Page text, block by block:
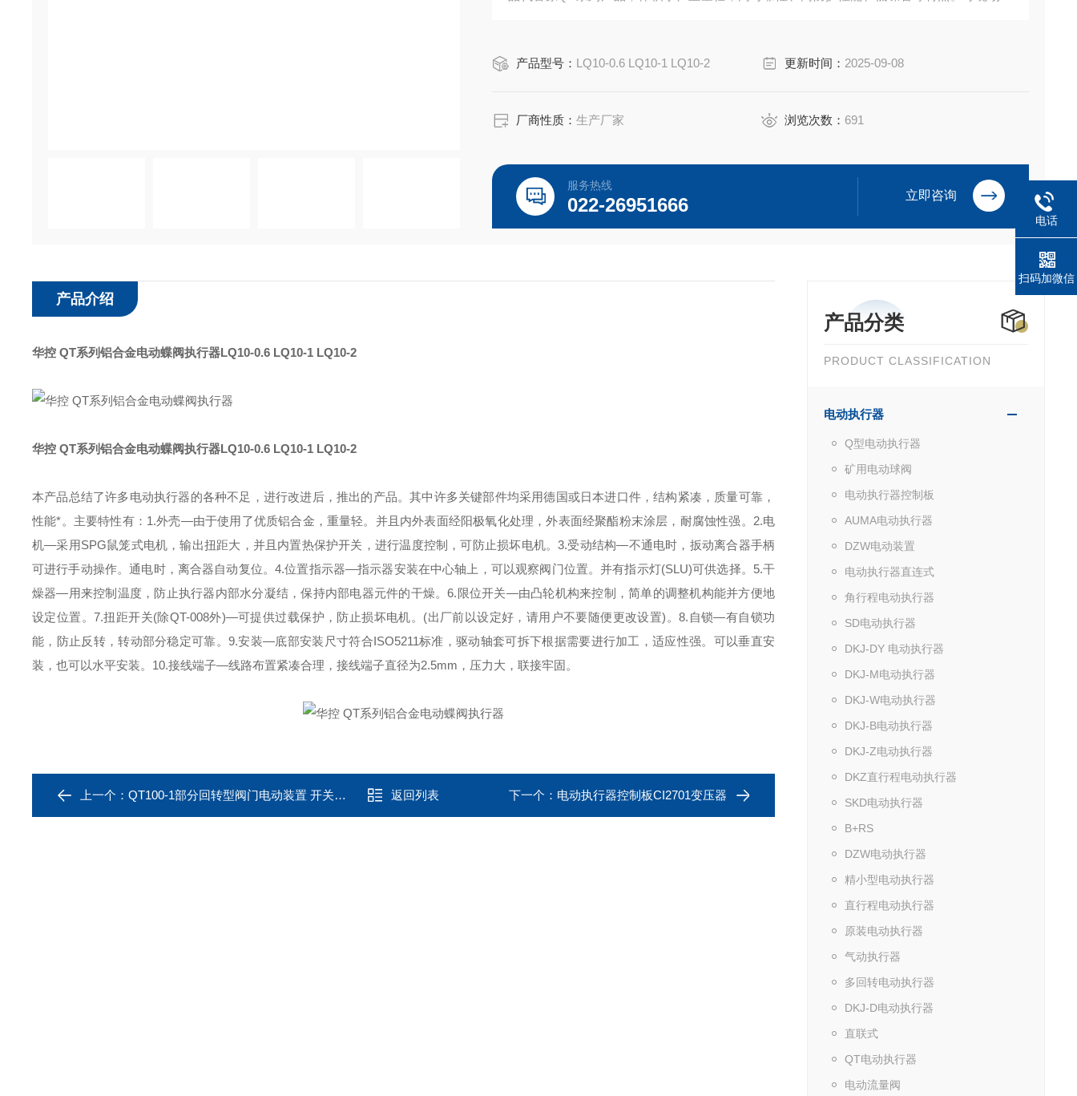
产品型号： LQ10-0.6 LQ10-1 LQ10-2 更新时间： 2025-09-08
厂商性质：生产厂家 浏览次数： 691
服务热线
022-26951666 立即咨询
产品分类
PRODUCT CLASSIFICATION
电动执行器
Q型电动执行器
矿用电动球阀
电动执行器控制板
AUMA电动执行器
DZW电动装置
电动执行器直连式
角行程电动执行器
SD电动执行器
DKJ-DY 电动执行器
DKJ-M电动执行器
DKJ-W电动执行器
DKJ-B电动执行器
DKJ-Z电动执行器
DKZ直行程电动执行器
SKD电动执行器
B+RS
DZW电动执行器
精小型电动执行器
直行程电动执行器
原装电动执行器
气动执行器
多回转电动执行器
DKJ-D电动执行器
直联式
QT电动执行器
电动流量阀
产品介绍
华控 QT系列铝合金电动蝶阀执行器LQ10-0.6 LQ10-1 LQ10-2
华控 QT系列铝合金电动蝶阀执行器LQ10-0.6 LQ10-1 LQ10-2
本产品总结了许多电动执行器的各种不足，进行改进后，推出的产品。其中许多关键部件均采用德国或日本进口件，结构紧凑，质量可靠，
性能*。主要特性有： 1.外壳—由于使用了优质铝合金，重量轻。并且内外表面经阳极氧化处理，外表面经聚酯粉末涂层，耐腐蚀性强。 2.电
机—采用SPG鼠笼式电机，输出扭距大，并且内置热保护开关，进行温度控制，可防止损坏电机。3.受动结构—不通电时，扳动离合器手柄
可进行手动操作。通电时，离合器自动复位。4.位置指示器—指示器安装在中心轴上，可以观察阀门位置。并有指示灯(SLU)可供选择。 5.干
燥器—用来控制温度，防止执行器内部水分凝结，保持内部电器元件的干燥。6.限位开关—由凸轮机构来控制，简单的调整机构能并方便地
设定位置。7.扭距开关(除QT-008外)—可提供过载保护，防止损坏电机。(出厂前以设定好，请用户不要随便更改设置)。8.自锁—有自锁功
能，防止反转，转动部分稳定可靠。9.安装—底部安装尺寸符合ISO5211标准，驱动轴套可拆下根据需要进行加工，适应性强。可以垂直安
装，也可以水平安装。 10.接线端子—线路布置紧凑合理，接线端子直径为2.5mm，压力大，联接牢固。
上一个： QT100-1部分回转型阀门电动装置 开关型电动执行器 返回列表 下一个： 电动执行器控制板CI2701变压器
电话
扫码加微信